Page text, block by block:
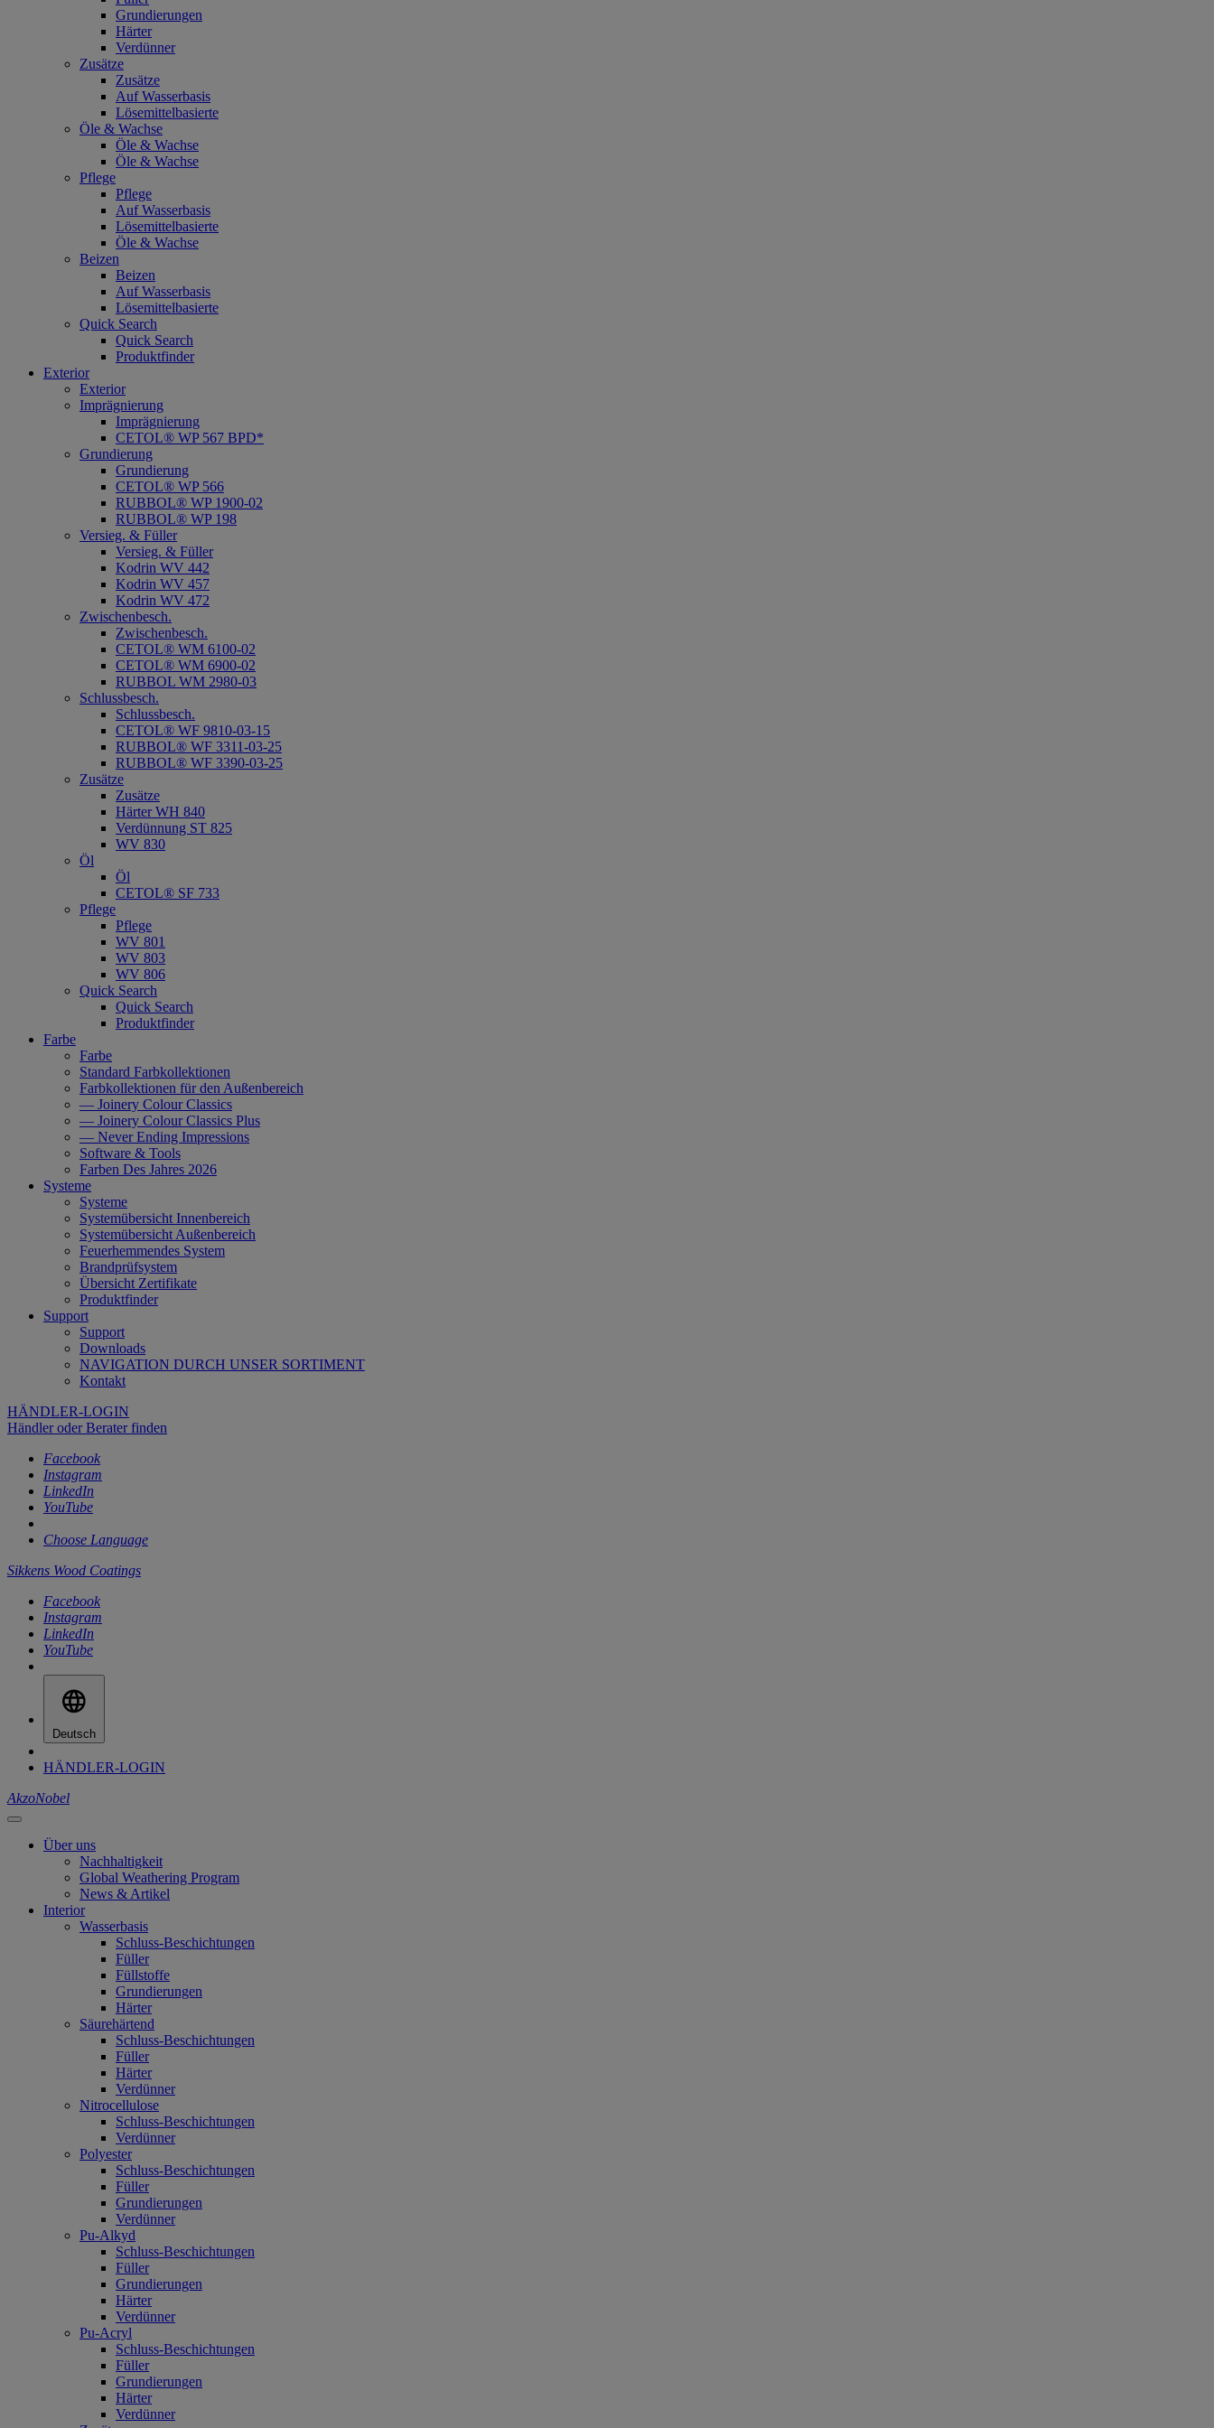
Grundierungen
Härter
Verdünner
Zusätze
Zusätze
Auf Wasserbasis
Lösemittelbasierte
Öle & Wachse
Öle & Wachse
Öle & Wachse
Pflege
Pflege
Auf Wasserbasis
Lösemittelbasierte
Öle & Wachse
Beizen
Beizen
Auf Wasserbasis
Lösemittelbasierte
Quick Search
Quick Search
Produktfinder
Exterior
Exterior
Imprägnierung
Imprägnierung
CETOL® WP 567 BPD*
Grundierung
Grundierung
CETOL® WP 566
RUBBOL® WP 1900-02
RUBBOL® WP 198
Versieg. & Füller
Versieg. & Füller
Kodrin WV 442
Kodrin WV 457
Kodrin WV 472
Zwischenbesch.
Zwischenbesch.
CETOL® WM 6100-02
CETOL® WM 6900-02
RUBBOL WM 2980-03
Schlussbesch.
Schlussbesch.
CETOL® WF 9810-03-15
RUBBOL® WF 3311-03-25
RUBBOL® WF 3390-03-25
Zusätze
Zusätze
Härter WH 840
Verdünnung ST 825
WV 830
Öl
Öl
CETOL® SF 733
Pflege
Pflege
WV 801
WV 803
WV 806
Quick Search
Quick Search
Produktfinder
Farbe
Farbe
Standard Farbkollektionen
Farbkollektionen für den Außenbereich
— Joinery Colour Classics
— Joinery Colour Classics Plus
— Never Ending Impressions
Software & Tools
Farben Des Jahres 2026
Systeme
Systeme
Systemübersicht Innenbereich
Systemübersicht Außenbereich
Feuerhemmendes System
Brandprüfsystem
Übersicht Zertifikate
Produktfinder
Support
Support
Downloads
NAVIGATION DURCH UNSER SORTIMENT
Kontakt
HÄNDLER-LOGIN
Händler oder Berater finden
Facebook
Instagram
LinkedIn
YouTube
Choose Language
Sikkens Wood Coatings
Facebook
Instagram
LinkedIn
YouTube
Deutsch
HÄNDLER-LOGIN
AkzoNobel
Über uns
Nachhaltigkeit
Global Weathering Program
News & Artikel
Interior
Wasserbasis
Schluss-Beschichtungen
Füller
Füllstoffe
Grundierungen
Härter
Säurehärtend
Schluss-Beschichtungen
Füller
Härter
Verdünner
Nitrocellulose
Schluss-Beschichtungen
Verdünner
Polyester
Schluss-Beschichtungen
Füller
Grundierungen
Verdünner
Pu-Alkyd
Schluss-Beschichtungen
Füller
Grundierungen
Härter
Verdünner
Pu-Acryl
Schluss-Beschichtungen
Füller
Grundierungen
Härter
Verdünner